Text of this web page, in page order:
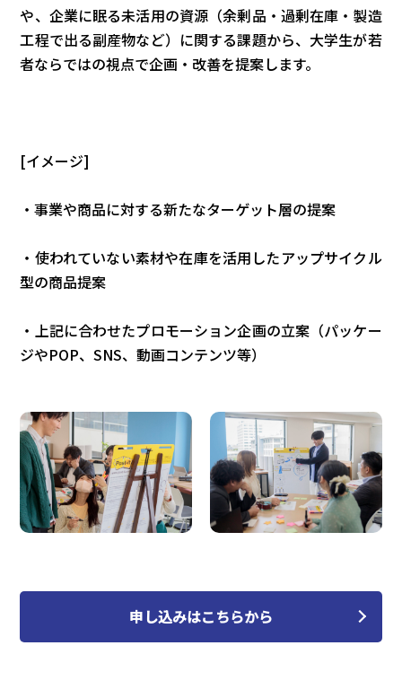
や、企業に眠る未活用の資源（余剰品・過剰在庫・製造
工程で出る副産物など）に関する課題から、大学生が若
者ならではの視点で企画・改善を提案します。
[イメージ]
・事業や商品に対する新たなターゲット層の提案
・使われていない素材や在庫を活用したアップサイクル
型の商品提案
・上記に合わせたプロモーション企画の立案（パッケー
ジやPOP、SNS、動画コンテンツ等）
申し込みはこちらから